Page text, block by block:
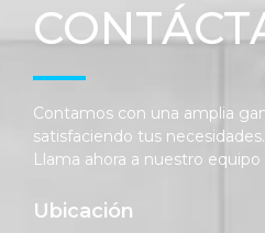
Contamos con una amplia
satisfaciendo tus necesidades.
Llama ahora a nuestro equipo
Ubicación